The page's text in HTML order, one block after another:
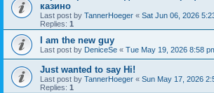
казино
Last post by TannerHoeger « Sat Jun 06, 2026
Replies: 1
I am the new guy
Last post by DeniceSe « Tue May 19, 2026 8:58
Just wanted to say Hi!
Last post by TannerHoeger « Sun May 17, 2026
Replies: 1